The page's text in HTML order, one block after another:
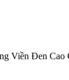
Viền Đen